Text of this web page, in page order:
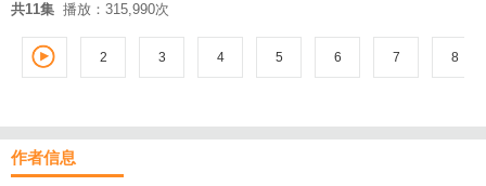
共11集 播放：315,990次
1
2 3 4 5 6 7 8
作者信息